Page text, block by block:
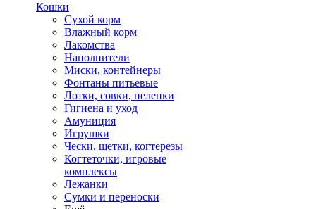
Кошки
Сухой корм
Влажный корм
Лакомства
Наполнители
Миски, контейнеры
Фонтаны питьевые
Лотки, совки, пеленки
Гигиена и уход
Амуниция
Игрушки
Чески, щетки, когтерезы
Когтеточки, игровые
комплексы
Лежанки
Сумки и переноски